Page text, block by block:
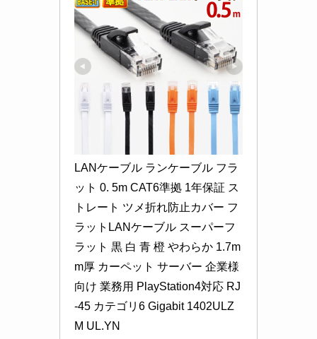
LANケーブル ランケーブル フラ
ット 0. 5m CAT6準拠 1年保証 ス
トレート ツメ折れ防止カバー フ
ラットLANケーブル スーパーフ
ラット 黒 白 青 橙 やわらか 1.7m
m厚 カーペット サーバー 企業様
向け 業務用 PlayStation4対応 RJ
-45 カテゴリ6 Gigabit 1402ULZ
M UL.YN